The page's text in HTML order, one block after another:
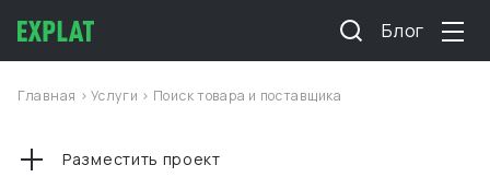
Блог
Главная >Услуги > Поиск товара и поставщика
Разместить проект